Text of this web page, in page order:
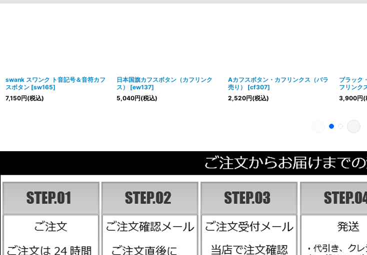
swank スワンク ト音記号＆音符カフ
スボタン [sw165]
7,150円(税込)
日本国旗カフスボタン（カフリンク
ス）
[ew137]
5,040円(税込)
Aカフスボタン・カフリンクス（バラ
売り）
[cf307]
2,520円(税込)
ブラック
フリンク
3,900円(